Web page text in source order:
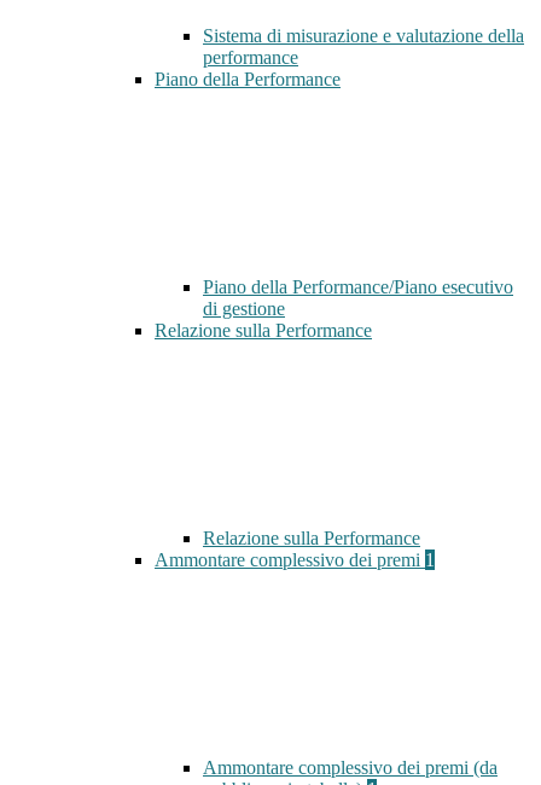
Sistema di misurazione e valutazione della
performance
Piano della Performance
Piano della Performance/Piano esecutivo
di gestione
Relazione sulla Performance
Relazione sulla Performance
Ammontare complessivo dei premi 1
Ammontare complessivo dei premi (da